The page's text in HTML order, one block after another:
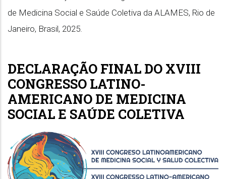
de Medicina Social e Saúde Coletiva da ALAMES, Rio de
Janeiro, Brasil, 2025.
DECLARAÇÃO FINAL DO XVIII
CONGRESSO LATINO-
AMERICANO DE MEDICINA
SOCIAL E SAÚDE COLETIVA